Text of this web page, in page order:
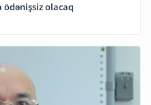
ödənişsiz olacaq